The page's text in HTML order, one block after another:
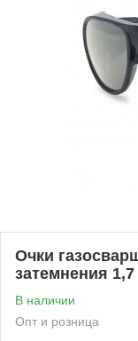
Очки
затемнения 1,7
В наличии
Опт и розница